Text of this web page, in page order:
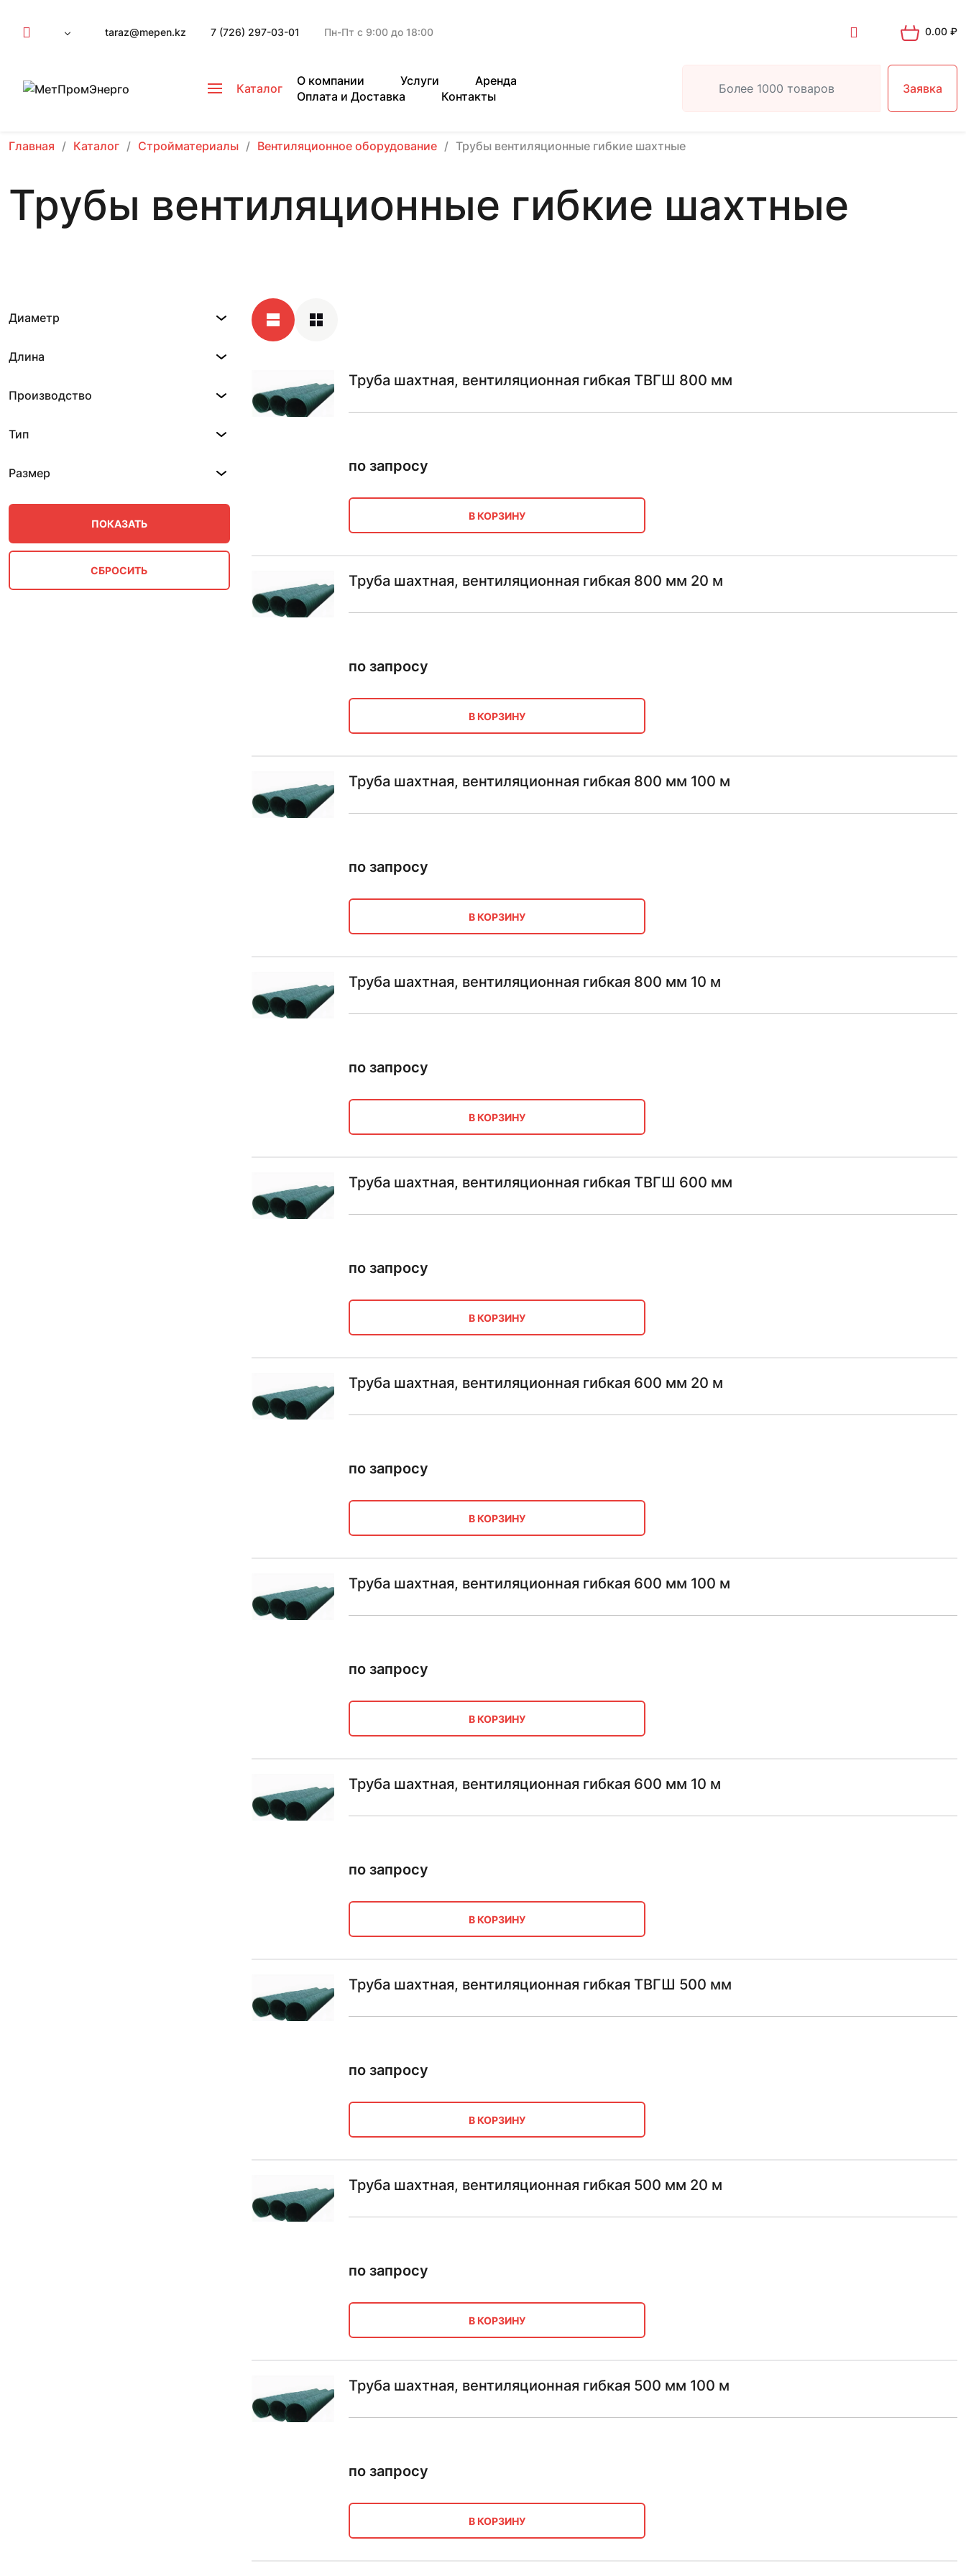
taraz@mepen.kz 7 (726) 297-03-01 Пн-Пт с 9:00 до 18:00 0.00 ₽
Каталог
О компании Услуги
Аренда
Оплата и Доставка
Контакты
Заявка
Главная Каталог Стройматериалы Вентиляционное оборудование Трубы вентиляционные гибкие шахтные
Трубы вентиляционные гибкие шахтные
Диаметр
Длина
Производство
Тип
Размер
Труба шахтная, вентиляционная гибкая ТВГШ 800 мм
по запросу
В КОРЗИНУ
Труба шахтная, вентиляционная гибкая 800 мм 20 м
по запросу
В КОРЗИНУ
Труба шахтная, вентиляционная гибкая 800 мм 100 м
по запросу
В КОРЗИНУ
Труба шахтная, вентиляционная гибкая 800 мм 10 м
по запросу
В КОРЗИНУ
Труба шахтная, вентиляционная гибкая ТВГШ 600 мм
по запросу
В КОРЗИНУ
Труба шахтная, вентиляционная гибкая 600 мм 20 м
по запросу
В КОРЗИНУ
Труба шахтная, вентиляционная гибкая 600 мм 100 м
по запросу
В КОРЗИНУ
Труба шахтная, вентиляционная гибкая 600 мм 10 м
по запросу
В КОРЗИНУ
Труба шахтная, вентиляционная гибкая ТВГШ 500 мм
по запросу
В КОРЗИНУ
Труба шахтная, вентиляционная гибкая 500 мм 20 м
по запросу
В КОРЗИНУ
Труба шахтная, вентиляционная гибкая 500 мм 100 м
по запросу
В КОРЗИНУ